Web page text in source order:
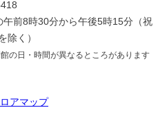
前8時30分から午後5時15分（祝
除く）
の日・時間が異なるところがあります
アマップ